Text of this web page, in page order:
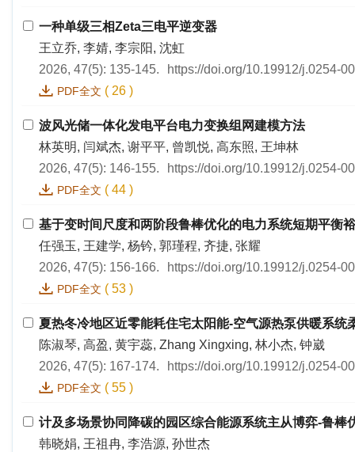
一种单级三相Zeta三电平逆变器
王立乔, 李婧, 李宗阳, 沈虹
2026, 47(5): 135-145.
https://doi.org/10.19912/j.0254-
PDF全文 ( 26 )
波风光储一体化发电平台电力变换组网建模方法
林英明, 闫斌杰, 谢平平, 曾凯悦, 高东照, 王坤林
2026, 47(5): 146-155.
https://doi.org/10.19912/j.0254-
PDF全文 ( 44 )
基于变时间尺度和两阶段鲁棒优化的电力系统短期平衡
任强玉, 王建学, 杨钤, 郭瑾程, 齐捷, 张耀
2026, 47(5): 156-166.
https://doi.org/10.19912/j.0254-
PDF全文 ( 53 )
夏热冬冷地区近零能耗住宅太阳能-空气源热泵供暖系统
陈淑琴, 高盈, 黄宇蕊, Zhang Xingxing, 林小杰, 钟崴
2026, 47(5): 167-174.
https://doi.org/10.19912/j.0254-
PDF全文 ( 55 )
计及多场景协同降碳的园区综合能源系统主从博弈-鲁棒
韩晓娟, 王祖冉, 李浩源, 孙世杰